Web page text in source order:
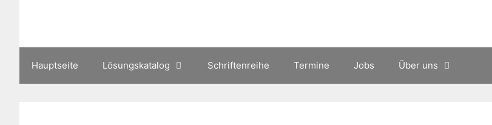
Hauptseite Lösungskatalog Schriftenreihe Termine Jobs Über uns